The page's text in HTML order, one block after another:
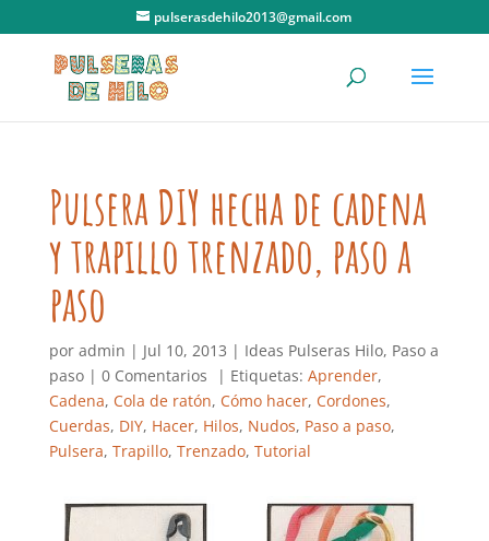
pulserasdehilo2013@gmail.com
Pulsera DIY hecha de cadena
y trapillo trenzado, paso a
paso
por admin | Jul 10, 2013 | Ideas Pulseras Hilo, Paso a
paso| 0 Comentarios | Etiquetas: Aprender,
Cadena, Cola de ratón, Cómo hacer, Cordones,
Cuerdas, DIY, Hacer, Hilos, Nudos, Paso a paso,
Pulsera, Trapillo, Trenzado, Tutorial